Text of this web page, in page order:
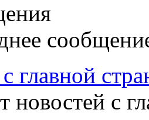
главной
новостей с